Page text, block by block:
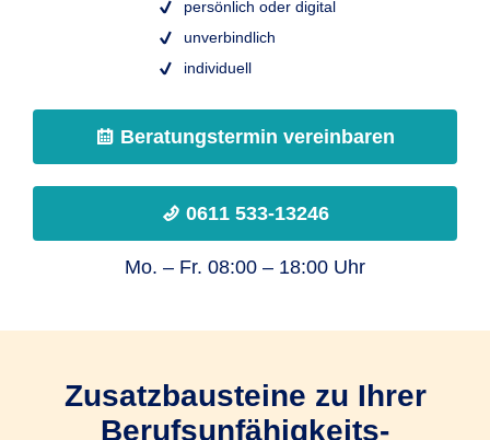
persönlich oder digital
unverbindlich
individuell
Beratungstermin vereinbaren
0611 533-13246
Mo. – Fr. 08:00 – 18:00 Uhr
Zusatz­bau­steine zu Ihrer
Berufs­unfähig­keits­